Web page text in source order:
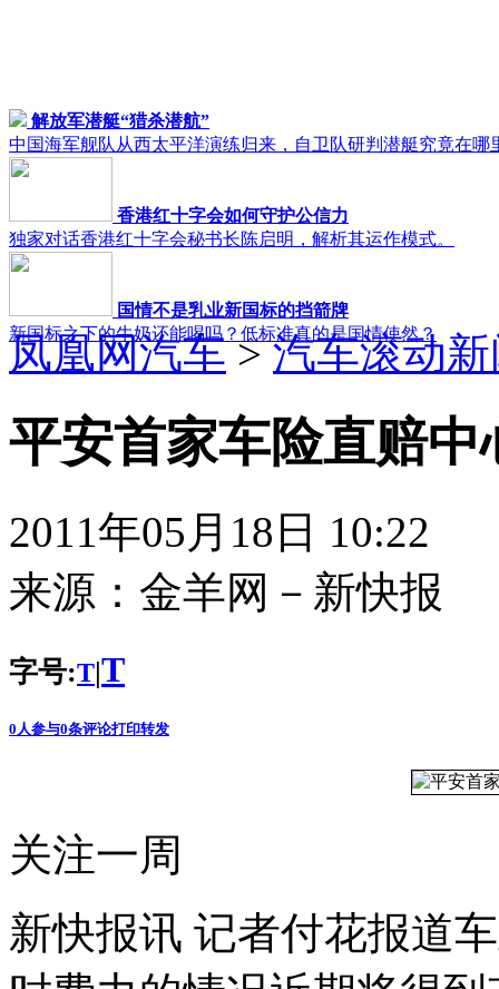
解放军潜艇“猎杀潜航”
中国海军舰队从西太平洋演练归来，自卫队研判潜艇究竟在哪
香港红十字会如何守护公信力
独家对话香港红十字会秘书长陈启明，解析其运作模式。
国情不是乳业新国标的挡箭牌
新国标之下的牛奶还能喝吗？低标准真的是国情使然？
凤凰网汽车>汽车滚动
平安首家车险直赔中
2011年05月18日 10:22
来源： 金羊网－新快报
字号:T|T
0 人参与0条评论打印转发
关注一周
新快报讯 记者付花报道